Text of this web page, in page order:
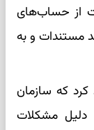
از حساب‌های
مستندات و به
کرد که سازمان
دلیل مشکلات